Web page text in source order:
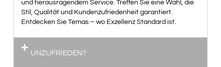
und herausragendem Service. Treffen Sie eine Wahl, die
Stil, Qualität und Kundenzufriedenheit garantiert.
Entdecken Sie Temas – wo Exzellenz Standard ist.
UNZUFRIEDEN?